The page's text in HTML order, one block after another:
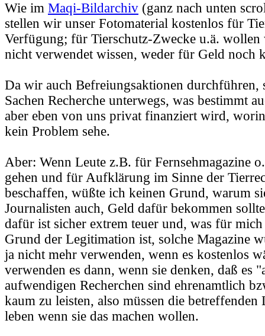
Wie im Maqi-Bildarchiv (ganz nach unten
stellen wir unser Fotomaterial kostenlos für
Verfügung; für Tierschutz-Zwecke u.ä.
nicht verwendet wissen, weder für Geld noch
Da wir auch Befreiungsaktionen
Sachen Recherche unterwegs, was bestimmt
aber eben von uns privat finanziert wird,
kein Problem sehe.
Aber: Wenn Leute z.B. für Fernsehmagazine
gehen und für Aufklärung im Sinne der
beschaffen, wüßte ich keinen Grund, warum
Journalisten auch, Geld dafür bekommen
dafür ist sicher extrem teuer und, was für
Grund der Legitimation ist, solche Magazine
ja nicht mehr verwenden, wenn es kostenlos
verwenden es dann, wenn sie denken, daß es
aufwendigen Recherchen sind ehrenamtlich
kaum zu leisten, also müssen die betreffenden
leben wenn sie das machen wollen.